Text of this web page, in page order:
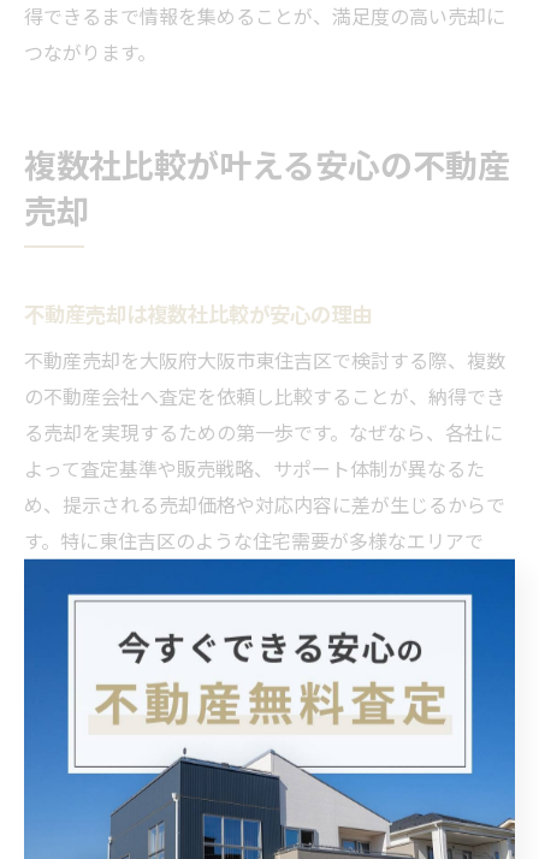
得できるまで情報を集めることが、満足度の高い売却に
つながります。
複数社比較が叶える安心の不動産
売却
不動産売却は複数社比較が安心の理由
不動産売却を大阪府大阪市東住吉区で検討する際、複数
の不動産会社へ査定を依頼し比較することが、納得でき
る売却を実現するための第一歩です。なぜなら、各社に
よって査定基準や販売戦略、サポート体制が異なるた
め、提示される売却価格や対応内容に差が生じるからで
す。特に東住吉区のような住宅需要が多様なエリアで
影響を与えます。
例えば、ある会社は周辺の最新成約事例を重視し高めの
査定額を提示する一方、別の会社は地域の流通性や現状
の市場動向を重視して現実的な価格を提案することがあ
ります。複数社から査定結果を集めることで、相場感や
自分の物件に合った売却方法を客観的に把握でき、安心
して次のステップに進むことができます。